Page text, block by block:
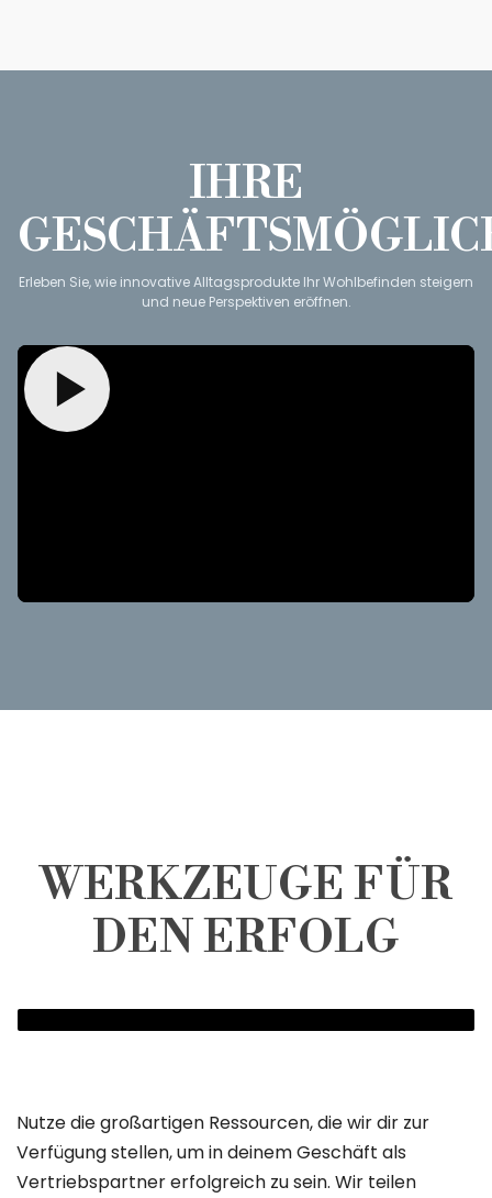
IHRE
Erleben Sie, wie innovative Alltagsprodukte Ihr Wohlbefinden steigern
und neue Perspektiven eröffnen.
WERKZEUGE FÜR
DEN ERFOLG
Nutze die großartigen Ressourcen, die wir dir zur
Verfügung stellen, um in deinem Geschäft als
Vertriebspartner erfolgreich zu sein. Wir teilen